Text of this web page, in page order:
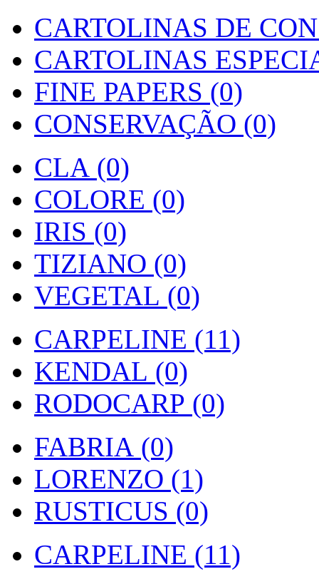
CARTOLINAS DE
CARTOLINAS
FINE PAPERS (0)
CONSERVAÇÃO (0)
CLA (0)
COLORE (0)
IRIS (0)
TIZIANO (0)
VEGETAL (0)
CARPELINE (11)
KENDAL (0)
RODOCARP (0)
FABRIA (0)
LORENZO (1)
RUSTICUS (0)
CARPELINE (11)